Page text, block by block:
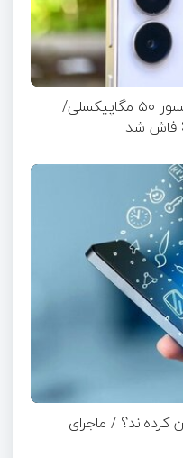
از پشتیبانی شارژ ۴۵ وات تا سنسور ۵۰ مگاپیکسلی/
کرده‌اند؟ / ماجرای